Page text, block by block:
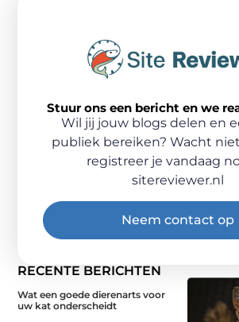
RECENTE BERICHTEN
Wat een goede dierenarts voor
uw kat onderscheidt
Stuur ons een bericht en we
Wil jij jouw blogs delen en
publiek bereiken? Wacht
registreer je vandaag
sitereviewer.nl
Neem contact op